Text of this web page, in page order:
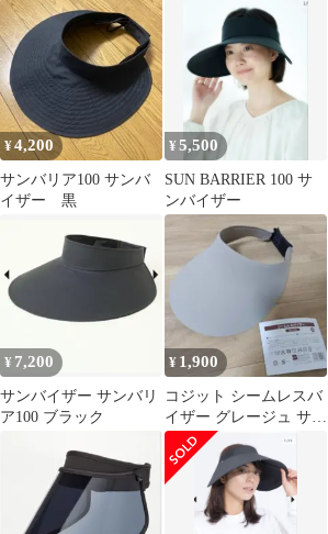
¥4,200
サンバリア100 サンバ
イザー 黒
¥5,500
SUN BARRIER 100 サ
ンバイザー
¥ 7,200
サンバイザー サンバリ
ア100 ブラック
¥ 1,900
コジット シームレスバ
イザー グレージュ サン
バイザー